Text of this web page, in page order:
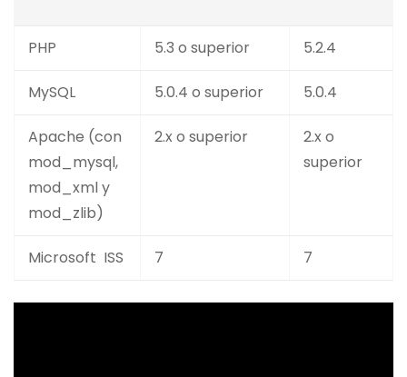
PHP 5.3 o superior 5.2.4
MySQL 5.0.4 o superior 5.0.4
Apache (con
mod_mysql,
mod_xml y
mod_zlib)
2.x o superior
2.x o
superior
Microsoft ISS 7 7